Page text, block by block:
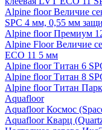
Alpine floor Величие
SPC 4 мм, 0,55 мм
Alpine floor Премиум
Alpine Floor Величие
ECO 11 5 мм
Alpine floor Титан 6
Alpine floor Титан 8
Alpine floor Титан
Aquafloor
Aquafloor Космос
Aquafloor Кварц